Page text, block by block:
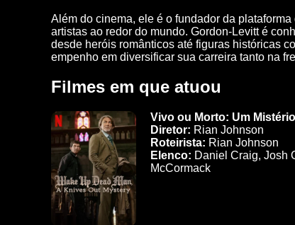
Além do cinema, ele é o fundador da
artistas ao redor do mundo. Gordon-Levitt é
desde heróis românticos até figuras históricas
empenho em diversificar sua carreira tanto na
Filmes em que atuou
Vivo ou Morto: Um
Diretor: Rian Johnson
Roteirista: Rian Johnson
Elenco: Daniel Craig, Josh
McCormack